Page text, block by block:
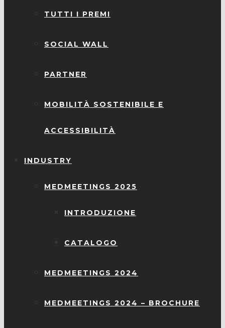
TUTTI I PREMI
SOCIAL WALL
PARTNER
MOBILITÀ SOSTENIBILE E
ACCESSIBILITÀ
INDUSTRY
MEDMEETINGS 2025
INTRODUZIONE
CATALOGO
MEDMEETINGS 2024
MEDMEETINGS 2024 – BROCHURE